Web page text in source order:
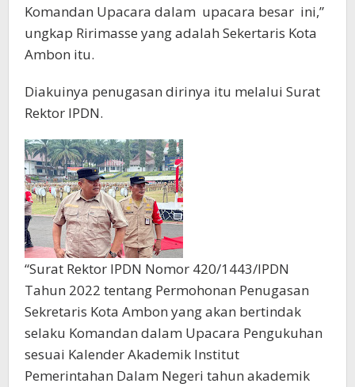
Komandan Upacara dalam upacara besar ini,”
ungkap Ririmasse yang adalah Sekertaris Kota
Ambon itu.
Diakuinya penugasan dirinya itu melalui Surat
Rektor IPDN.
“Surat Rektor IPDN Nomor 420/1443/IPDN
Tahun 2022 tentang Permohonan Penugasan
Sekretaris Kota Ambon yang akan bertindak
selaku Komandan dalam Upacara Pengukuhan
sesuai Kalender Akademik Institut
Pemerintahan Dalam Negeri tahun akademik